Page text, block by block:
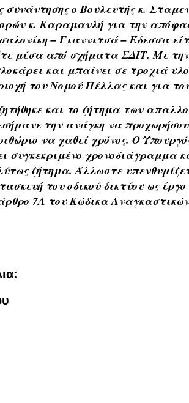
ο Βουλευτής κ.
κ. Καραμανλή για την
– Γιαννιτσά – Έδεσσα
μέσα από σχήματα ΣΔΙΤ. Με
και μπαίνει σε τροχιά
του Νομού Πέλλας και για
και το ζήτημα των
την ανάγκη να
να χαθεί χρόνος. Ο
συγκεκριμένο χρονοδιάγραμμα
ζήτημα. Άλλωστε
του οδικού δικτύου ως
7Α του Κώδικα